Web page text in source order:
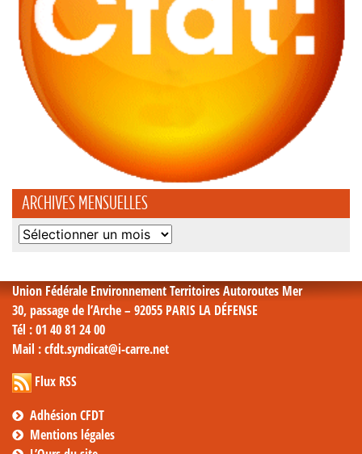
ARCHIVES MENSUELLES
Archives
Union Fédérale Environnement Territoires Autoroutes Mer
30, passage de l’Arche – 92055 PARIS LA DÉFENSE
Tél : 01 40 81 24 00
Mail : cfdt.syndicat@i-carre.net
Flux RSS
Adhésion CFDT
Mentions légales